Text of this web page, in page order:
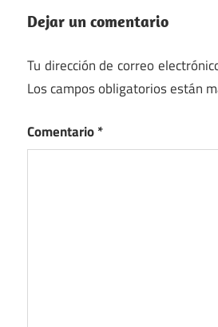
Dejar un comentario
Tu dirección de correo
Los campos obligatorios están
Comentario*